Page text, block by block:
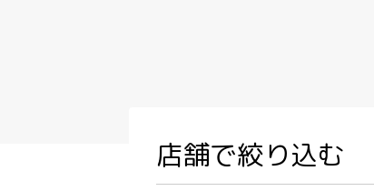
店舗で絞り込む